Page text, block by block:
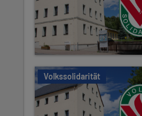
Volkssolidarität